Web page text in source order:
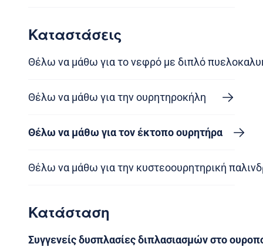
Καταστάσεις
Θέλω να μάθω για το νεφρό με διπλό
Θέλω να μάθω για την ουρητηροκήλη
Θέλω να μάθω για τον έκτοπο ουρητήρα
Θέλω να μάθω για την κυστεοουρητηρική
Κατάσταση
Συγγενείς δυσπλασίες διπλασιασμών στο